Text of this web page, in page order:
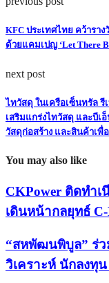
KFC ประเทศไทย คว้าราง
ด้วยแคมเปญ ‘Let There
next post
ไทวัสดุ ในเครือเซ็นทรัล
เสริมแกร่งไทวัสดุ และบีเ
วัสดุก่อสร้าง และสินค้าเพื่
You may also like
CKPower ติดทำเ
เดินหน้ากลยุทธ์
“สหพัฒนพิบูล” ร่ว
วิเคราะห์ นักลงทุ